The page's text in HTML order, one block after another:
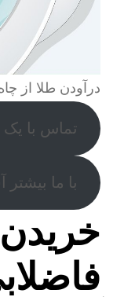
درآودن طلا از
تماس با یک
با ما بیشتر